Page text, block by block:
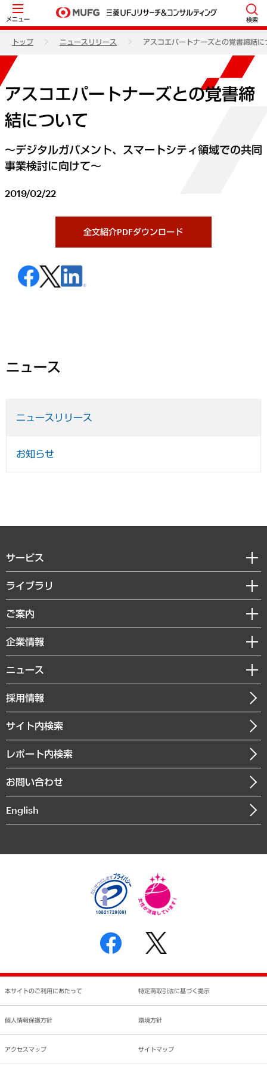
メニュー 検索
トップ ニュースリリース アスコエパートナーズとの覚書締結に
アスコエパートナーズとの覚書締
結について
～デジタルガバメント、スマートシティ領域での共同
事業検討に向けて～
2019/02/22
全文紹介PDFダウンロード
ニュース
ニュースリリース
お知らせ
サービス
経営戦略
組織・人事戦略
デジタルイノベーション
共生・ダイバーシティ
GRC（ガバナンス・リスク・コンプライアンス）・防災（政策）
経済・産業・雇用・労働
まちづくり・観光・交通・スポーツ・スマートシティ
自然資源・農林水産業・食料システム
ライブラリ
経済調査
レポート
コラム
経営用語集
受託・受注実績（官公庁関連）
メディア掲載・出演
ご案内
セミナー・イベント情報
MUFGビジネスセミナー
受託案件情報
企業情報
私たちの想い
社長メッセージ
会社概要
沿革
組織図・本部部室紹介
インドネシア現地法人
個人情報保護方針
反社会的勢力に対する基本方針
書面による個人情報の開示等の請求の手続きについて
ニュース
ニュースリリース
お知らせ
採用情報
サイト内検索
レポート内検索
お問い合わせ
English
本サイトのご利用にあたって 特定商取引法に基づく提示
個人情報保護方針 環境方針
アクセスマップ サイトマップ